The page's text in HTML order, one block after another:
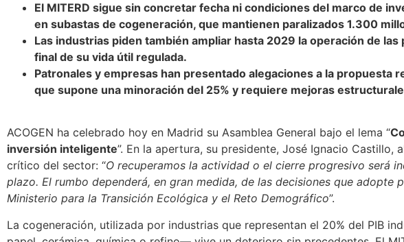
El MITERD sigue sin concretar fecha ni condiciones del marco de
en subastas de cogeneración, que mantienen paralizados 1.300
Las industrias piden también ampliar hasta 2029 la operación de las
final de su vida útil regulada.
Patronales y empresas han presentado alegaciones a la propuesta
que supone una minoración del 25% y requiere mejoras
ACOGEN ha celebrado hoy en Madrid su Asamblea General bajo el lema “
inversión inteligente”. En la apertura, su presidente, José Ignacio Castillo,
crítico del sector: “O recuperamos la actividad o el cierre progresivo será
plazo. El rumbo dependerá, en gran medida, de las decisiones que adopte
Ministerio para la Transición Ecológica y el Reto Demográfico”.
La cogeneración, utilizada por industrias que representan el 20% del PIB